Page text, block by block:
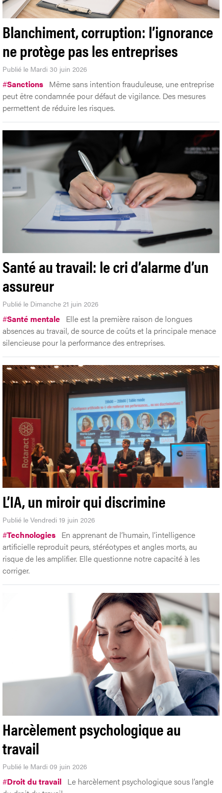
Blanchiment, corruption: l’ignorance
ne protège pas les entreprises
Publié le Mardi 30 juin 2026
#Sanctions Même sans intention frauduleuse, une entreprise
peut être condamnée pour défaut de vigilance. Des mesures
permettent de réduire les risques.
Santé au travail: le cri d’alarme d’un
assureur
Publié le Dimanche 21 juin 2026
#Santé mentale Elle est la première raison de longues
absences au travail, de source de coûts et la principale menace
silencieuse pour la performance des entreprises.
L’IA, un miroir qui discrimine
Publié le Vendredi 19 juin 2026
#Technologies En apprenant de l’humain, l’intelligence
artificielle reproduit peurs, stéréotypes et angles morts, au
risque de les amplifier. Elle questionne notre capacité à les
corriger.
Harcèlement psychologique au
travail
Publié le Mardi 09 juin 2026
#Droit du travail Le harcèlement psychologique sous l’angle